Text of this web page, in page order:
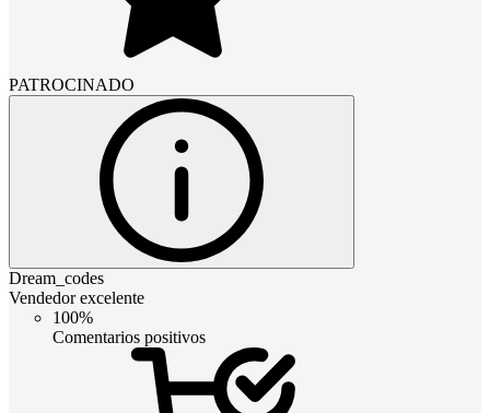
PATROCINADO
Dream_codes
Vendedor excelente
100%
Comentarios positivos